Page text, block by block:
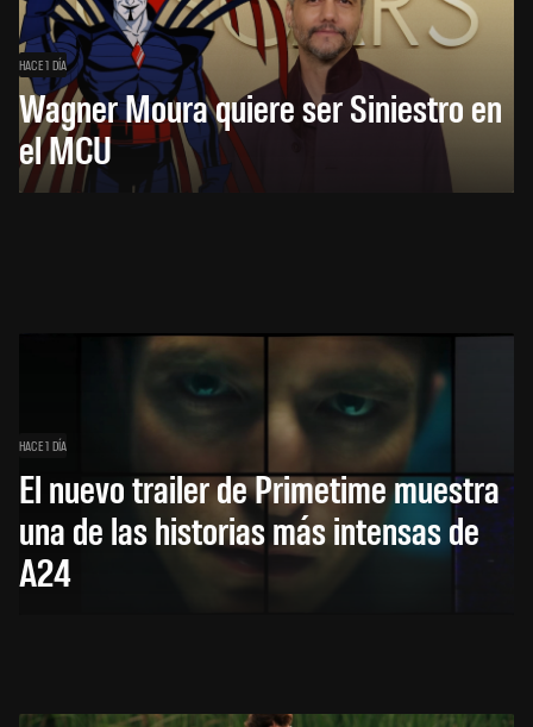
HACE 1 DÍA
Wagner Moura quiere ser Siniestro en
el MCU
HACE 1 DÍA
El nuevo trailer de Primetime muestra
una de las historias más intensas de
A24